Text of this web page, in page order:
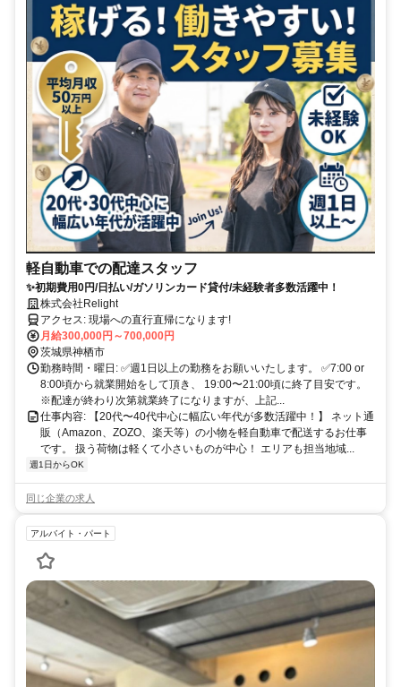
軽自動車での配達スタッフ
✨初期費用0円/日払い/ガソリンカード貸付/未経験者多数活躍中！
株式会社Relight
アクセス: 現場への直行直帰になります!
月給300,000円～700,000円
茨城県神栖市
勤務時間・曜日: ✅週1日以上の勤務をお願いいたします。 ✅7:00 or
8:00頃から就業開始をして頂き、 19:00〜21:00頃に終了目安です。
※配達が終わり次第就業終了になりますが、上記...
仕事内容: 【20代〜40代中心に幅広い年代が多数活躍中！】 ネット通
販（Amazon、ZOZO、楽天等）の小物を軽自動車で配送するお仕事
です。 扱う荷物は軽くて小さいものが中心！ エリアも担当地域...
週1日からOK
同じ企業の求人
アルバイト・パート